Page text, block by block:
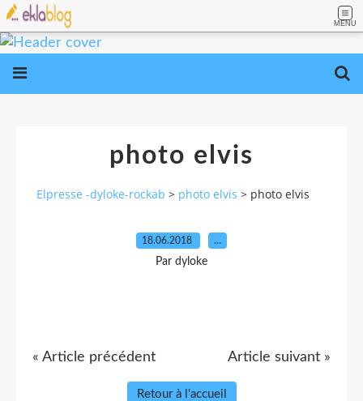
MENU
photo elvis
Elpresse -dyloke-rockab > photo elvis > photo elvis
18.06.2018 …
Par dyloke
« Article précédent Article suivant »
Retour à l'accueil